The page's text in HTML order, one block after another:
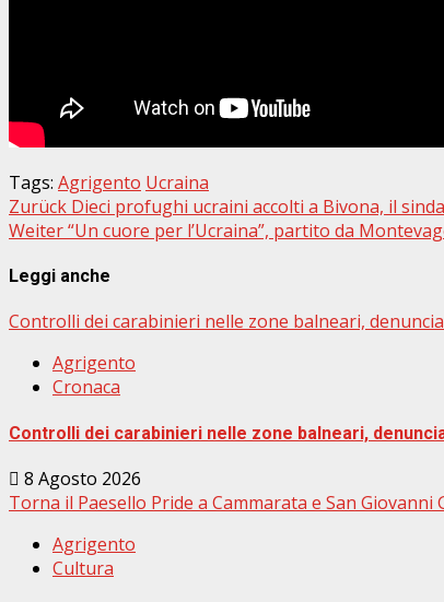
Tags: Agrigento Ucraina
Beitragsnavigation
Zurück Dieci profughi ucraini accolti a Bivona, il
Weiter“Un cuore per l’Ucraina”, partito da
Leggi anche
Controlli dei carabinieri nelle zone balneari,
Agrigento
Cronaca
Controlli dei carabinieri nelle zone balneari,
8 Agosto 2026
Torna il Paesello Pride a Cammarata e San Giovanni
Agrigento
Cultura